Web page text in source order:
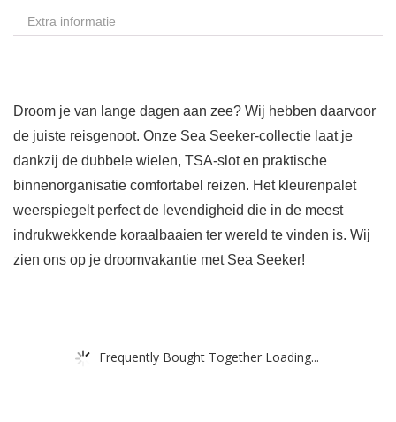
Extra informatie
Droom je van lange dagen aan zee? Wij hebben daarvoor
de juiste reisgenoot. Onze Sea Seeker-collectie laat je
dankzij de dubbele wielen, TSA-slot en praktische
binnenorganisatie comfortabel reizen. Het kleurenpalet
weerspiegelt perfect de levendigheid die in de meest
indrukwekkende koraalbaaien ter wereld te vinden is. Wij
zien ons op je droomvakantie met Sea Seeker!
Frequently Bought Together Loading...